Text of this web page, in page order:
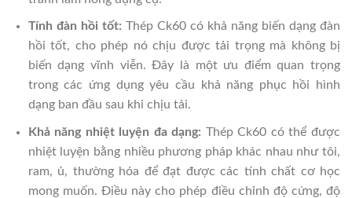
Tính đàn hồi tốt: Thép Ck60 có khả năng biến dạng đàn
hồi tốt, cho phép nó chịu được tải trọng mà không bị
biến dạng vĩnh viễn. Đây là một ưu điểm quan trọng
trong các ứng dụng yêu cầu khả năng phục hồi hình
dạng ban đầu sau khi chịu tải.
Khả năng nhiệt luyện đa dạng: Thép Ck60 có thể được
nhiệt luyện bằng nhiều phương pháp khác nhau như tôi,
ram, ủ, thường hóa để đạt được các tính chất cơ học
mong muốn. Điều này cho phép điều chỉnh độ cứng, độ